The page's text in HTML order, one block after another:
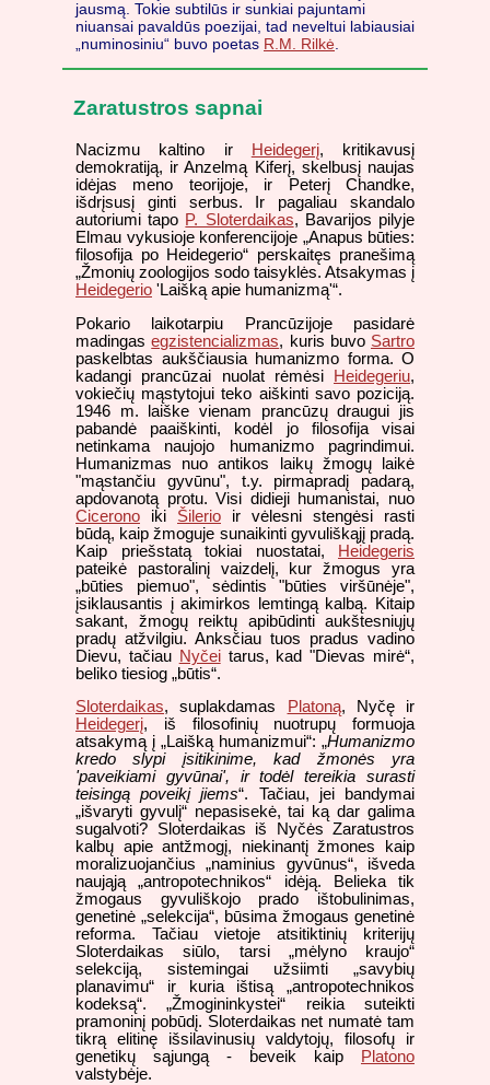
jausmą. Tokie subtilūs ir sunkiai pajuntami
niuansai pavaldūs poezijai, tad neveltui labiausiai
„numinosiniu“ buvo poetas R.M. Rilkė.
Zaratustros sapnai
Nacizmu kaltino ir Heidegerį, kritikavusį
demokratiją, ir Anzelmą Kiferį, skelbusį naujas
idėjas meno teorijoje, ir Peterį Chandke,
išdrįsusį ginti serbus. Ir pagaliau skandalo
autoriumi tapo P. Sloterdaikas, Bavarijos pilyje
Elmau vykusioje konferencijoje „Anapus būties:
filosofija po Heidegerio“ perskaitęs pranešimą
„Žmonių zoologijos sodo taisyklės. Atsakymas į
Heidegerio 'Laišką apie humanizmą'“.
Pokario laikotarpiu Prancūzijoje pasidarė
madingasegzistencializmas, kuris buvo Sartro
paskelbtas aukščiausia humanizmo forma. O
kadangi prancūzai nuolat rėmėsi
Heidegeriu,
vokiečių mąstytojui teko aiškinti savo poziciją.
1946 m. laiške vienam prancūzų draugui jis
pabandė paaiškinti, kodėl jo filosofija visai
netinkama naujojo humanizmo pagrindimui.
Humanizmas nuo antikos laikų žmogų laikė
"mąstančiu gyvūnu", t.y. pirmapradį padarą,
apdovanotą protu. Visi didieji humanistai, nuo
Cicerono iki Šilerio ir vėlesni stengėsi rasti
būdą, kaip žmoguje sunaikinti gyvuliškąjį pradą.
Kaip priešstatą tokiai nuostatai,
Heidegeris
pateikė pastoralinį vaizdelį, kur žmogus yra
„būties piemuo", sėdintis "būties viršūnėje",
įsiklausantis į akimirkos lemtingą kalbą. Kitaip
sakant, žmogų reiktų apibūdinti aukštesniųjų
pradų atžvilgiu. Anksčiau tuos pradus vadino
Dievu, tačiau Nyčeitarus, kad "Dievas mirė“,
beliko tiesiog „būtis“.
Sloterdaikas, suplakdamas Platoną, Nyčę ir
Heidegerį, iš filosofinių nuotrupų formuoja
atsakymą į „Laišką humanizmui“: „Humanizmo
kredo slypi įsitikinime, kad žmonės yra
'paveikiami gyvūnai', ir todėl tereikia surasti
teisingą poveikį jiems“. Tačiau, jei bandymai
„išvaryti gyvulį“ nepasisekė, tai ką dar galima
sugalvoti? Sloterdaikas iš Nyčės Zaratustros
kalbų apie antžmogį, niekinantį žmones kaip
moralizuojančius „naminius gyvūnus“, išveda
naująją „antropotechnikos“ idėją. Belieka tik
žmogaus gyvuliškojo prado ištobulinimas,
genetinė „selekcija“, būsima žmogaus genetinė
reforma. Tačiau vietoje atsitiktinių kriterijų
Sloterdaikas siūlo, tarsi „mėlyno kraujo“
selekciją, sistemingai užsiimti „savybių
planavimu“ ir kuria ištisą „antropotechnikos
kodeksą“. „Žmogininkystei“ reikia suteikti
pramoninį pobūdį. Sloterdaikas net numatė tam
tikrą elitinę išsilavinusių valdytojų, filosofų ir
genetikų sąjungą - beveik kaip
Platono
valstybėje.